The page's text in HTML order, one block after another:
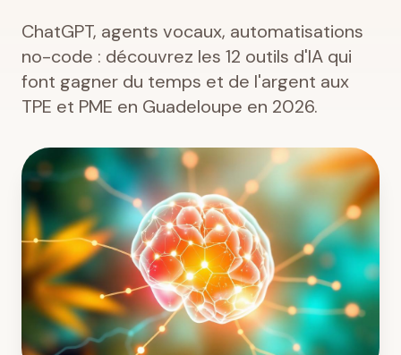
ChatGPT, agents vocaux, automatisations
no-code : découvrez les 12 outils d'IA qui
font gagner du temps et de l'argent aux
TPE et PME en Guadeloupe en 2026.